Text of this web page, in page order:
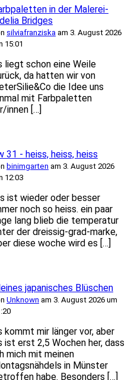
in der Malerei-
Bridges
silviafranziska am 3. August 2026
15:01
liegt schon eine Weile
da hatten wir von
die Idee uns
mit Farbpaletten
innen […]
31 - heiss, heiss, heiss
binimgarten am 3. August 2026
12:03
ist wieder oder besser
noch so heiss. ein paar
lang blieb die temperatur
der dreissig-grad-marke,
diese woche wird es […]
japanisches Blüschen
Unknown am 3. August 2026 um
kommt mir länger vor, aber
ist erst 2,5 Wochen her, dass
mich mit meinen
in Münster
habe. Besonders […]